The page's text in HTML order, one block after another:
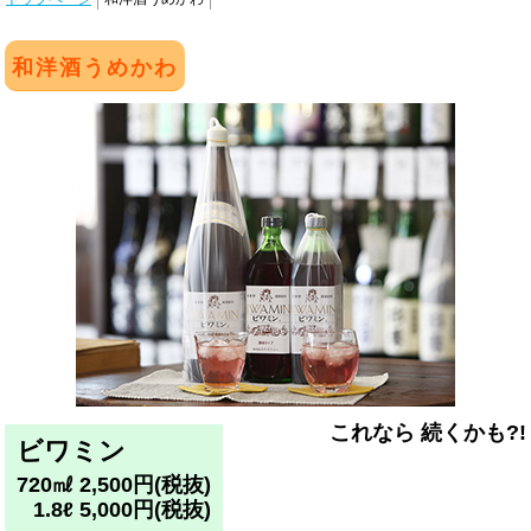
和洋酒うめかわ
ビワミン
720㎖ 2,500円(税抜)
1.8ℓ 5,000円(税抜)
これなら 続くかも?!